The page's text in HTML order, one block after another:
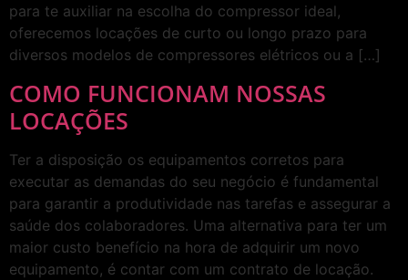
para te auxiliar na escolha do compressor ideal,
oferecemos locações de curto ou longo prazo para
diversos modelos de compressores elétricos ou a […]
COMO FUNCIONAM NOSSAS
LOCAÇÕES
Ter a disposição os equipamentos corretos para
executar as demandas do seu negócio é fundamental
para garantir a produtividade nas tarefas e assegurar a
saúde dos colaboradores. Uma alternativa para ter um
maior custo benefício na hora de adquirir um novo
equipamento, é contar com um contrato de locação.